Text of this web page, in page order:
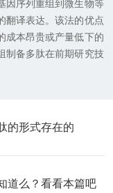
因序列重组到微生物等
翻译表达。该法的优点
成本昂贵或产量低下的
制备多肽在前期研究技
的形式存在的
道么？看看本篇吧